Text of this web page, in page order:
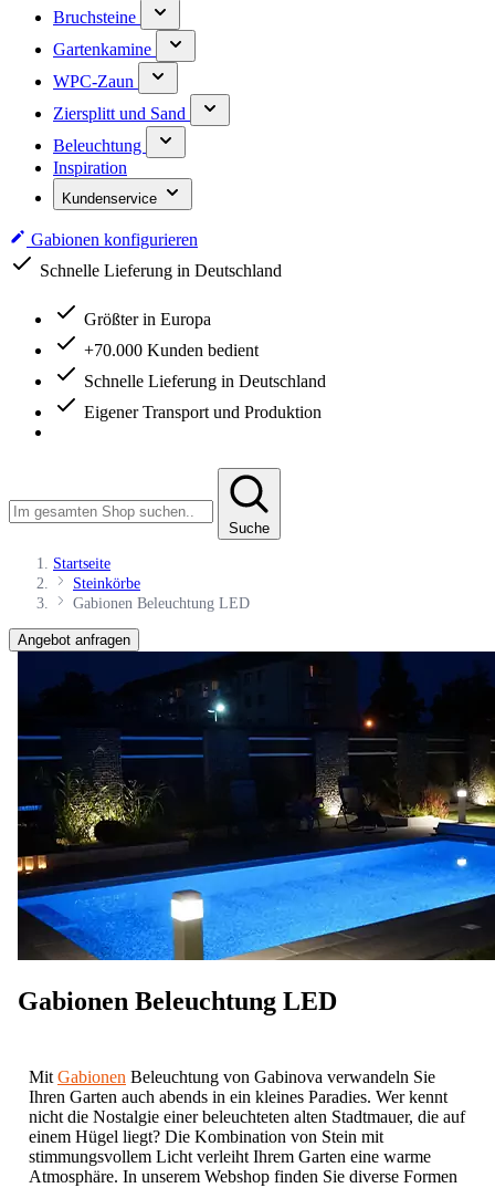
Bruchsteine
Gartenkamine
WPC-Zaun
Ziersplitt und Sand
Beleuchtung
Inspiration
Kundenservice
Gabionen konfigurieren
Schnelle Lieferung in Deutschland
Größter in Europa
+70.000 Kunden bedient
Schnelle Lieferung in Deutschland
Eigener Transport und Produktion
Suche
Startseite
Steinkörbe
Gabionen Beleuchtung LED
Angebot anfragen
Gabionen Beleuchtung LED
Mit Gabionen Beleuchtung von Gabinova verwandeln Sie
Ihren Garten auch abends in ein kleines Paradies. Wer kennt
nicht die Nostalgie einer beleuchteten alten Stadtmauer, die auf
einem Hügel liegt? Die Kombination von Stein mit
stimmungsvollem Licht verleiht Ihrem Garten eine warme
Atmosphäre. In unserem Webshop finden Sie diverse Formen